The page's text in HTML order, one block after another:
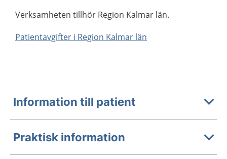
Verksamheten tillhör Region Kalmar län.
Patientavgifter i Region Kalmar län
Information till patient
Praktisk information